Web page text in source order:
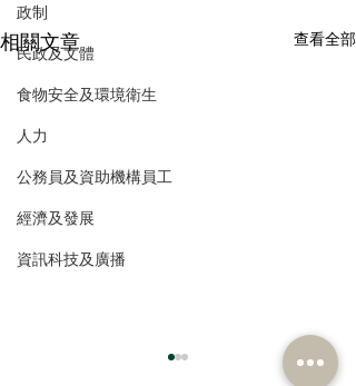
政制
民政及文體
食物安全及環境衛生
人力
公務員及資助機構員工
經濟及發展
資訊科技及廣播
相關文章 查看全部